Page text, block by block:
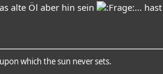
alte Öl aber hin sein
...
which the sun never sets.